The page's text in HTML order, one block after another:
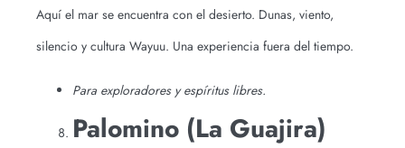
Aquí el mar se encuentra con el desierto. Dunas, viento,
silencio y cultura Wayuu. Una experiencia fuera del tiempo.
Para exploradores y espíritus libres.
Palomino (La Guajira)